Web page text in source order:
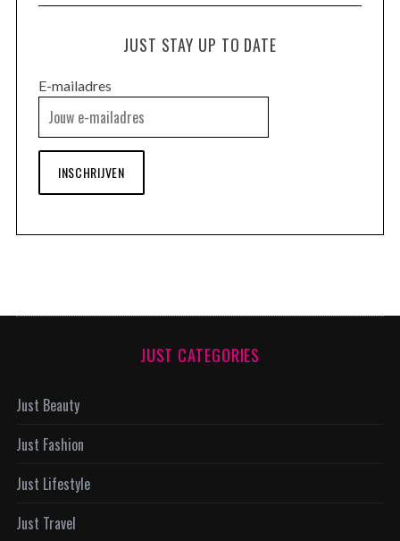
JUST STAY UP TO DATE
E-mailadres
INSCHRIJVEN
JUST CATEGORIES
Just Beauty
Just Fashion
Just Lifestyle
Just Travel